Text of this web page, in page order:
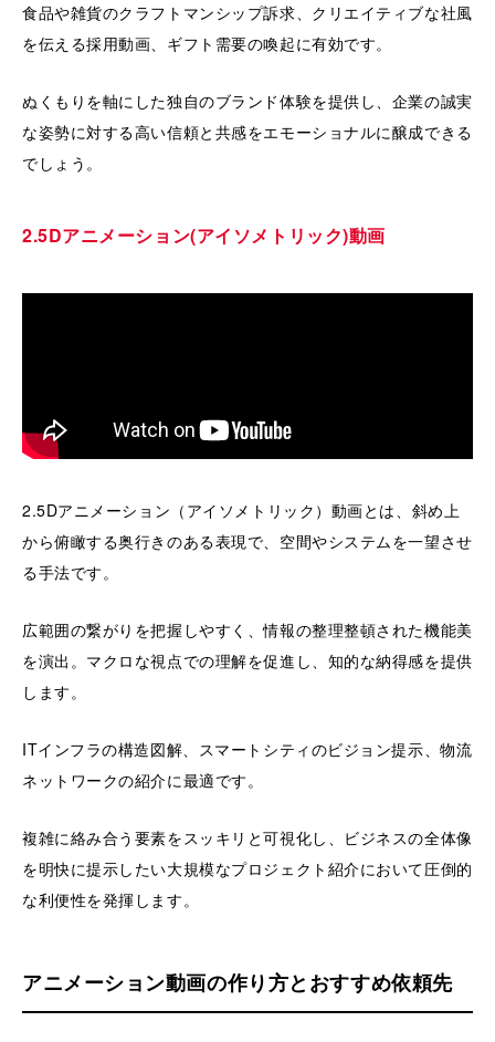
食品や雑貨のクラフトマンシップ訴求、クリエイティブな社風
を伝える採用動画、ギフト需要の喚起に有効です。
ぬくもりを軸にした独自のブランド体験を提供し、企業の誠実
な姿勢に対する高い信頼と共感をエモーショナルに醸成できる
でしょう。
2.5Dアニメーション(アイソメトリック)動画
2.5Dアニメーション（アイソメトリック）動画とは、斜め上
から俯瞰する奥行きのある表現で、空間やシステムを一望させ
る手法です。
広範囲の繋がりを把握しやすく、情報の整理整頓された機能美
を演出。マクロな視点での理解を促進し、知的な納得感を提供
します。
ITインフラの構造図解、スマートシティのビジョン提示、物流
ネットワークの紹介に最適です。
複雑に絡み合う要素をスッキリと可視化し、ビジネスの全体像
を明快に提示したい大規模なプロジェクト紹介において圧倒的
な利便性を発揮します。
アニメーション動画の作り方とおすすめ依頼先